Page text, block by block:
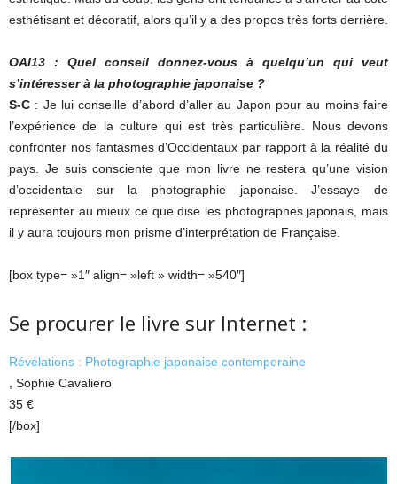
esthétisant et décoratif, alors qu’il y a des propos très forts derrière.
OAI13 : Quel conseil donnez-vous à quelqu’un qui veut
s’intéresser à la photographie japonaise ?
S-C : Je lui conseille d’abord d’aller au Japon pour au moins faire
l’expérience de la culture qui est très particulière. Nous devons
confronter nos fantasmes d’Occidentaux par rapport à la réalité du
pays. Je suis consciente que mon livre ne restera qu’une vision
d’occidentale sur la photographie japonaise. J’essaye de
représenter au mieux ce que dise les photographes japonais, mais
il y aura toujours mon prisme d’interprétation de Française.
[box type= »1″ align= »left » width= »540″]
Se procurer le livre sur Internet :
Révélations : Photographie japonaise contemporaine
, Sophie Cavaliero
35 €
[/box]